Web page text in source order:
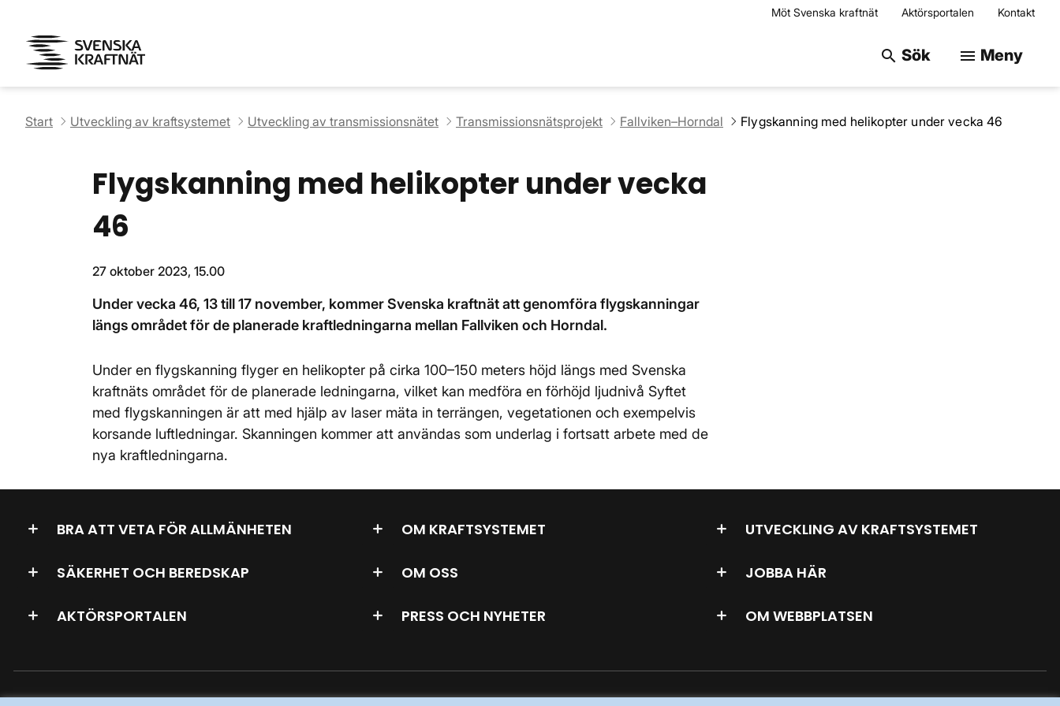
Möt Svenska kraftnät Aktörsportalen Kontakt
search Sök Sök på
menu Meny
Start Utveckling av kraftsystemet Utveckling av transmissionsnätet Transmissionsnätsprojekt Fallviken–Horndal Flygskanning med helikopter under vecka 46
Flygskanning med helikopter under vecka
46
27 oktober 2023, 15.00
Under vecka 46, 13 till 17 november, kommer Svenska kraftnät att genomföra flygskanningar
längs området för de planerade kraftledningarna mellan Fallviken och Horndal.
Under en flygskanning flyger en helikopter på cirka 100–150 meters höjd längs med Svenska
kraftnäts området för de planerade ledningarna, vilket kan medföra en förhöjd ljudnivå Syftet
med flygskanningen är att med hjälp av laser mäta in terrängen, vegetationen och exempelvis
korsande luftledningar. Skanningen kommer att användas som underlag i fortsatt arbete med de
nya kraftledningarna.
BRA ATT VETA FÖR ALLMÄNHETEN OM KRAFTSYSTEMET UTVECKLING AV KRAFTSYSTEMET
SÄKERHET OCH BEREDSKAP OM OSS JOBBA HÄR
AKTÖRSPORTALEN PRESS OCH NYHETER OM WEBBPLATSEN